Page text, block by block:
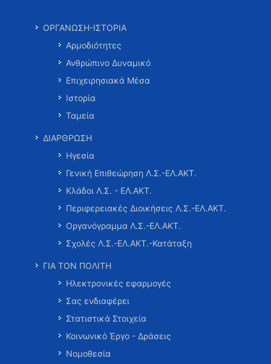
ΟΡΓΑΝΩΣΗ-ΙΣΤΟΡΙΑ
Αρμοδιότητες
Ανθρώπινο Δυναμικό
Επιχειρησιακά Μέσα
Ιστορία
Ταμεία
ΔΙΑΡΘΡΩΣΗ
Ηγεσία
Γενική Επιθεώρηση Λ.Σ.-ΕΛ.ΑΚΤ.
Κλάδοι Λ.Σ. - ΕΛ.ΑΚΤ.
Περιφερειακές Διοικήσεις Λ.Σ.-ΕΛ.ΑΚΤ.
Οργανόγραμμα Λ.Σ.-ΕΛ.ΑΚΤ.
Σχολές Λ.Σ.-ΕΛ.ΑΚΤ.-Κατάταξη
ΓΙΑ ΤΟΝ ΠΟΛΙΤΗ
Ηλεκτρονικές εφαρμογές
Σας ενδιαφέρει
Στατιστικά Στοιχεία
Κοινωνικό Έργο - Δράσεις
Νομοθεσία